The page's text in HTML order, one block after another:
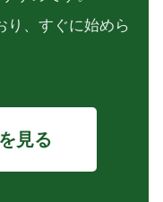
り、すぐに始めら
見る